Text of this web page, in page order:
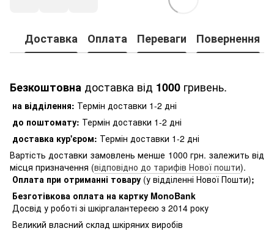
Доставка Оплата Переваги Повернення
Безкоштовна доставка від 1000 гривень.
на відділення: Термін доставки 1-2 дні
до поштомату: Термін доставки 1-2 дні
доставка кур'єром: Термін доставки 1-2 дні
Вартість доставки замовлень менше 1000 грн. залежить від
місця призначення (відповідно до тарифів Нової пошти).
Оплата при отриманні товару (у відділенні Нової Пошти);
Безготівкова оплата на картку MonoBank
Досвід у роботі зі шкіргалантереєю з 2014 року
Великий власний склад шкіряних виробів